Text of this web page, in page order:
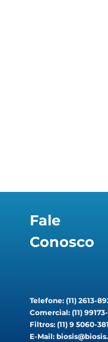
Fale
Conosco
Telefone: (11) 2613-
Comercial: (11)
Filtros: (11) 9 5060-
E-Mail: